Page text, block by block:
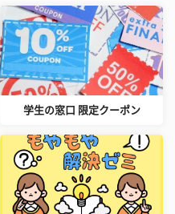
学生の窓口 限定クーポン